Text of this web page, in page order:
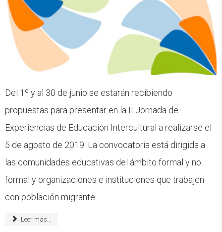
Del 1º y al 30 de junio se estarán recibiendo
propuestas para presentar en la II Jornada de
Experiencias de Educación Intercultural a realizarse el
5 de agosto de 2019. La convocatoria está dirigida a
las comunidades educativas del ámbito formal y no
formal y organizaciones e instituciones que trabajen
con población migrante.
Leer más...